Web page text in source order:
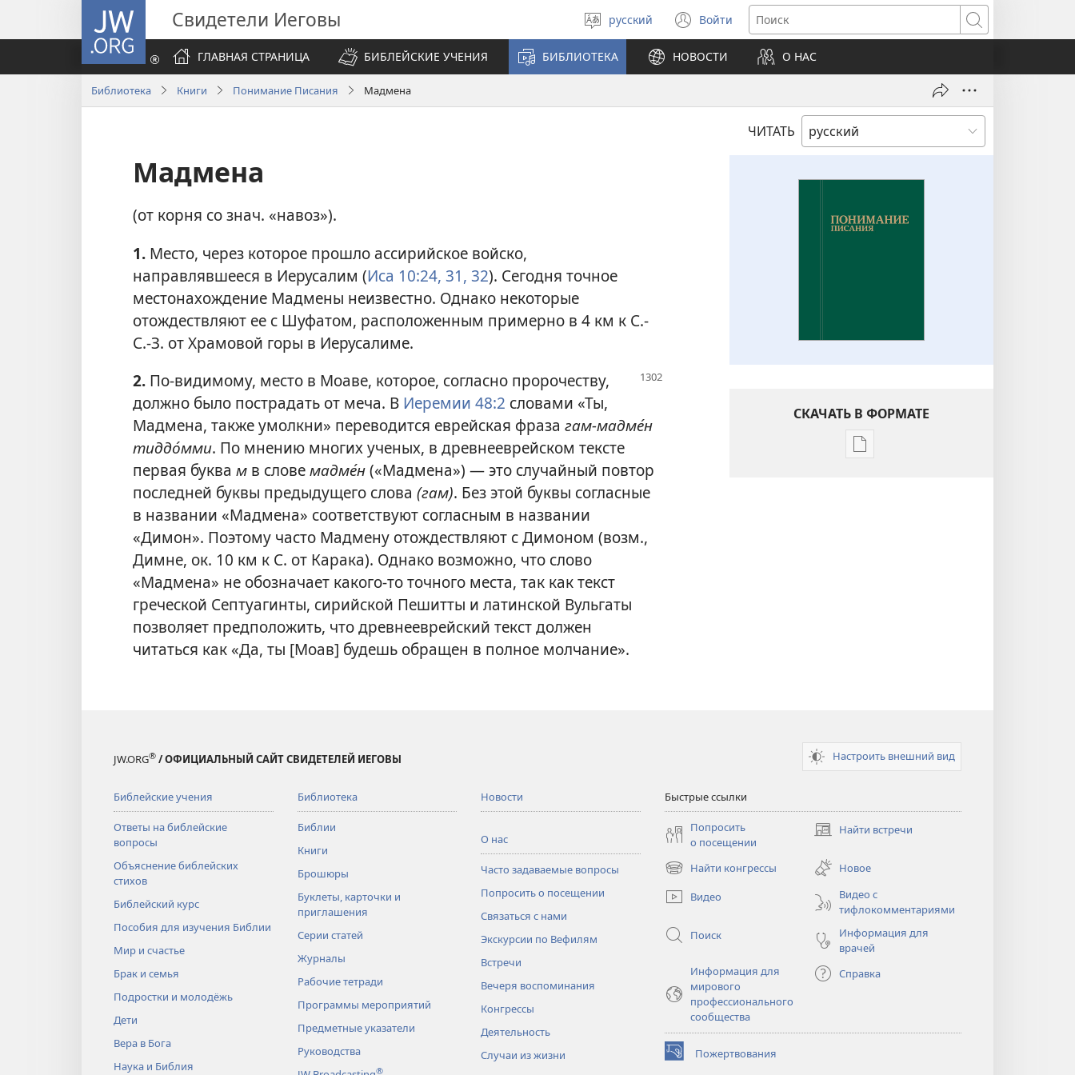
JW.ORG Свидетели Иеговы
Выберите
язык
русский Войти
(открывается
в
новом
окне)
Поиск
ГЛАВНАЯ СТРАНИЦА
БИБЛЕЙСКИЕ УЧЕНИЯ БИБЛИОТЕКА НОВОСТИ О НАС
Библиотека Книги Понимание Писания Мадмена
ЧИТАТЬ
Мадмена
(от корня со знач. «навоз»).
1. Место, через которое прошло ассирийское войско,
направлявшееся в Иерусалим (Иса 10:24, 31, 32). Сегодня точное
местонахождение Мадмены неизвестно. Однако некоторые
отождествляют ее с Шуфатом, расположенным примерно в 4 км к С.-
С.-З. от Храмовой горы в Иерусалиме.
2. По-видимому, место в Моаве, которое, согласно пророчеству,
должно было пострадать от меча. В Иеремии 48:2 словами «Ты,
Мадмена, также умолкни» переводится еврейская фраза гам-мадме́н
тиддо́мми. По мнению многих ученых, в древнееврейском тексте
первая буква м в словемадме́н(«Мадмена») — это случайный повтор
последней буквы предыдущего слова (гам). Без этой буквы согласные
в названии «Мадмена» соответствуют согласным в названии
«Димон». Поэтому часто Мадмену отождествляют с Димоном (возм.,
Димне, ок. 10 км к С. от Карака). Однако возможно, что слово
«Мадмена» не обозначает какого-то точного места, так как текст
греческой Септуагинты, сирийской Пешитты и латинской Вульгаты
позволяет предположить, что древнееврейский текст должен
читаться как «Да, ты [Моав] будешь обращен в полное молчание».
СКАЧАТЬ В ФОРМАТЕ
Варианты
JW.ORG® / ОФИЦИАЛЬНЫЙ САЙТ СВИДЕТЕЛЕЙ ИЕГОВЫ Настроить внешний вид
Библейские учения
Ответы на библейские
вопросы
Объяснение библейских
стихов
Библейский курс
Пособия для изучения Библии
Мир и счастье
Брак и семья
Подростки и молодёжь
Дети
Вера в Бога
Наука и Библия
Библиотека
Библии
Книги
Брошюры
Буклеты, карточки и
приглашения
Серии статей
Журналы
Рабочие тетради
Программы мероприятий
Предметные указатели
Руководства
®
Новости
О нас
Часто задаваемые вопросы
Попросить о посещении
Связаться с нами
Экскурсии по Вефилям
Встречи
Вечеря воспоминания
Конгрессы
Деятельность
Случаи из жизни
Быстрые ссылки
Попросить
о посещении
Найти встречи
(открывается
новом
Найти конгрессы
(открывается
в
новом
Новое
Видео
Видео с
тифлокомментариями
Поиск
Информация для
врачей
Информация для
мирового
профессионального
сообщества
Справка
Пожертвования
(открывается